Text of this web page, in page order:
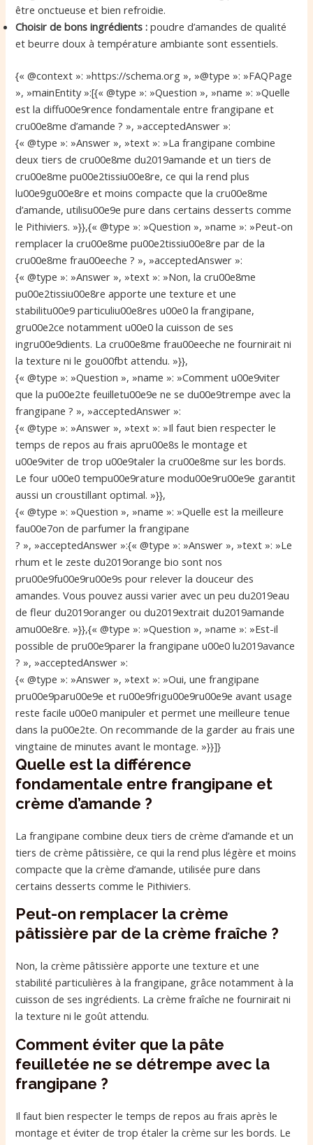
être onctueuse et bien refroidie.
Choisir de bons ingrédients : poudre d’amandes de qualité
et beurre doux à température ambiante sont essentiels.
{« @context »: »https://schema.org », »@type »: »FAQPage
», »mainEntity »:[{« @type »: »Question », »name »: »Quelle
est la diffu00e9rence fondamentale entre frangipane et
cru00e8me d’amande ? », »acceptedAnswer »:
{« @type »: »Answer », »text »: »La frangipane combine
deux tiers de cru00e8me du2019amande et un tiers de
cru00e8me pu00e2tissiu00e8re, ce qui la rend plus
lu00e9gu00e8re et moins compacte que la cru00e8me
d’amande, utilisu00e9e pure dans certains desserts comme
le Pithiviers. »}},{« @type »: »Question », »name »: »Peut-on
remplacer la cru00e8me pu00e2tissiu00e8re par de la
cru00e8me frau00eeche ? », »acceptedAnswer »:
{« @type »: »Answer », »text »: »Non, la cru00e8me
pu00e2tissiu00e8re apporte une texture et une
stabilitu00e9 particuliu00e8res u00e0 la frangipane,
gru00e2ce notamment u00e0 la cuisson de ses
ingru00e9dients. La cru00e8me frau00eeche ne fournirait ni
la texture ni le gou00fbt attendu. »}},
{« @type »: »Question », »name »: »Comment u00e9viter
que la pu00e2te feuilletu00e9e ne se du00e9trempe avec la
frangipane ? », »acceptedAnswer »:
{« @type »: »Answer », »text »: »Il faut bien respecter le
temps de repos au frais apru00e8s le montage et
u00e9viter de trop u00e9taler la cru00e8me sur les bords.
Le four u00e0 tempu00e9rature modu00e9ru00e9e garantit
aussi un croustillant optimal. »}},
{« @type »: »Question », »name »: »Quelle est la meilleure
fau00e7on de parfumer la frangipane
? », »acceptedAnswer »:{« @type »: »Answer », »text »: »Le
rhum et le zeste du2019orange bio sont nos
pru00e9fu00e9ru00e9s pour relever la douceur des
amandes. Vous pouvez aussi varier avec un peu du2019eau
de fleur du2019oranger ou du2019extrait du2019amande
amu00e8re. »}},{« @type »: »Question », »name »: »Est-il
possible de pru00e9parer la frangipane u00e0 lu2019avance
? », »acceptedAnswer »:
{« @type »: »Answer », »text »: »Oui, une frangipane
pru00e9paru00e9e et ru00e9frigu00e9ru00e9e avant usage
reste facile u00e0 manipuler et permet une meilleure tenue
dans la pu00e2te. On recommande de la garder au frais une
vingtaine de minutes avant le montage. »}}]}
Quelle est la différence
fondamentale entre frangipane et
crème d’amande ?
La frangipane combine deux tiers de crème d’amande et un
tiers de crème pâtissière, ce qui la rend plus légère et moins
compacte que la crème d’amande, utilisée pure dans
certains desserts comme le Pithiviers.
Peut-on remplacer la crème
pâtissière par de la crème fraîche ?
Non, la crème pâtissière apporte une texture et une
stabilité particulières à la frangipane, grâce notamment à la
cuisson de ses ingrédients. La crème fraîche ne fournirait ni
la texture ni le goût attendu.
Comment éviter que la pâte
feuilletée ne se détrempe avec la
frangipane ?
Il faut bien respecter le temps de repos au frais après le
montage et éviter de trop étaler la crème sur les bords. Le